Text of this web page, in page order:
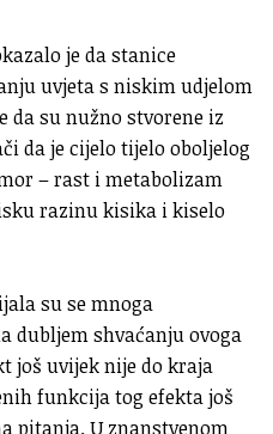
je da stanice
uvjeta s niskim udjelom
da su nužno stvorene iz
da je cijelo tijelo oboljelog
– rast i metabolizam
razinu kisika i kiselo
su se mnoga
dubljem shvaćanju ovoga
još uvijek nije do kraja
funkcija tog efekta još
pitanja. U znanstvenom